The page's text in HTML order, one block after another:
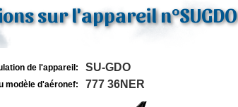
sur l'appareil n°SUGDO
de l'appareil: SU-GDO
modèle d'aéronef: 777 36NER